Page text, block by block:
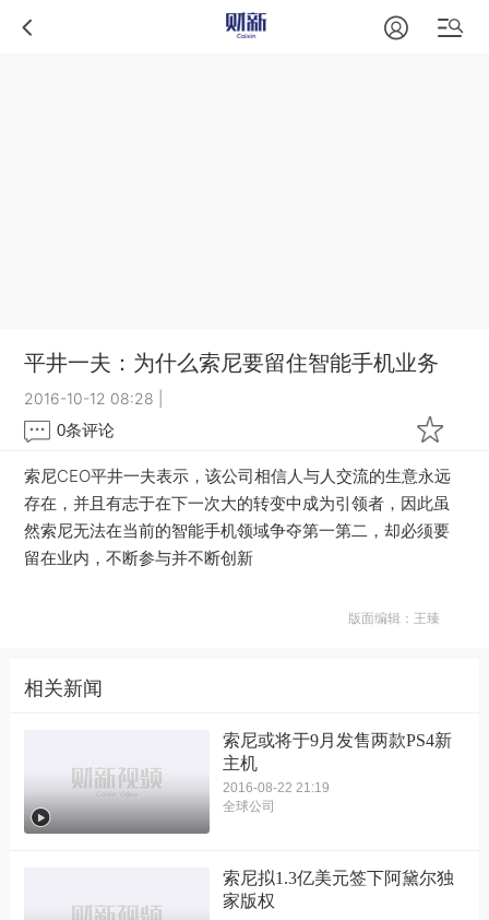
平井一夫：为什么索尼要留住智能手机业务
2016-10-12 08:28
0条评论
索尼CEO平井一夫表示，该公司相信人与人交流的生意永远
存在，并且有志于在下一次大的转变中成为引领者，因此虽
然索尼无法在当前的智能手机领域争夺第一第二，却必须要
留在业内，不断参与并不断创新
版面编辑：王臻
相关新闻
索尼或将于9月发售两款PS4新
主机
2016-08-22 21:19
全球公司
索尼拟1.3亿美元签下阿黛尔独
家版权